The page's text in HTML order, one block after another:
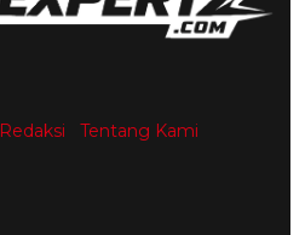
Redaksi
Tentang Kami